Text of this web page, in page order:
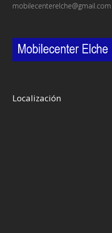
mobilecenterelche@gmail.com
Localización